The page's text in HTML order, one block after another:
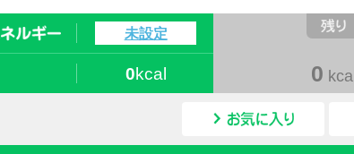
未設定
0kcal 0 kcal
カロリー検索